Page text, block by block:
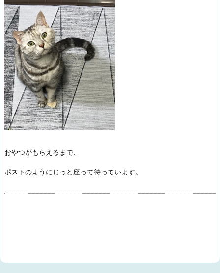
おやつがもらえるまで、
ポストのようにじっと座って待っています。